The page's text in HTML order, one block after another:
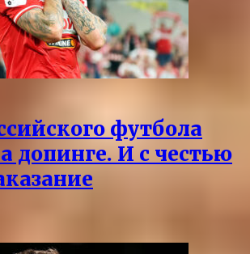
футбола
допинге. И с честью